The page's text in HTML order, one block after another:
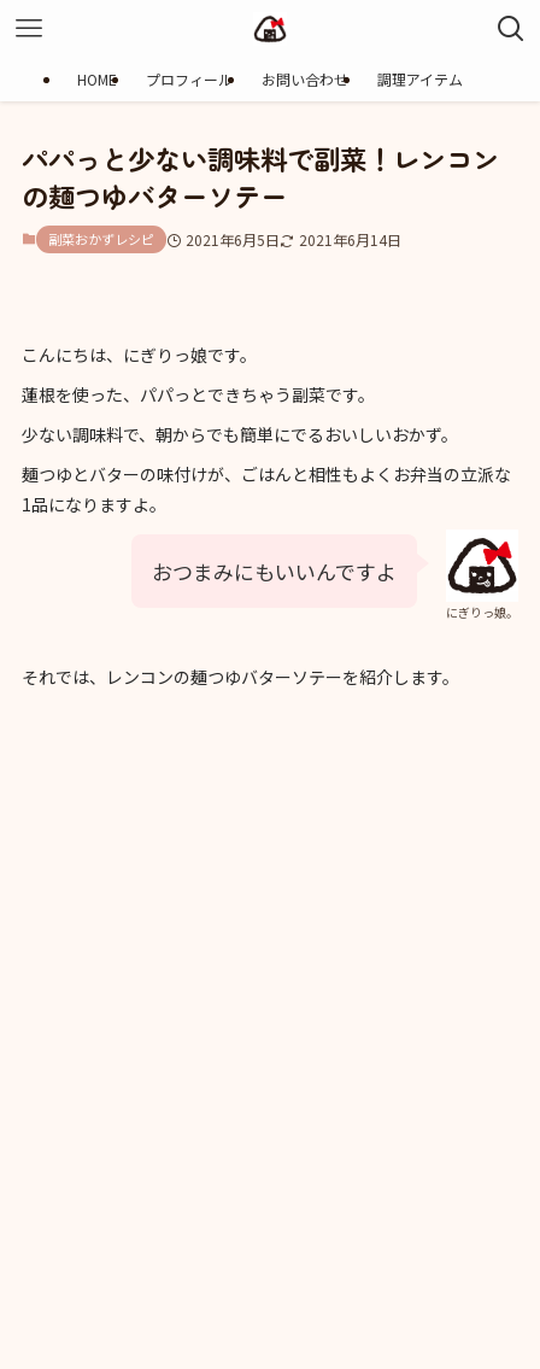
HOME プロフィール お問い合わせ 調理アイテム
パパっと少ない調味料で副菜！レンコン
の麺つゆバターソテー
副菜おかずレシピ 2021年6月5日 2021年6月14日
こんにちは、にぎりっ娘です。
蓮根を使った、パパっとできちゃう副菜です。
少ない調味料で、朝からでも簡単にでるおいしいおかず。
麺つゆとバターの味付けが、ごはんと相性もよくお弁当の立派な
1品になりますよ。
にぎりっ娘。
おつまみにもいいんですよ
それでは、レンコンの麺つゆバターソテーを紹介します。